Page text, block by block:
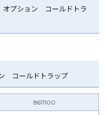
プション コールドトラ
コールドトラップ
8611100